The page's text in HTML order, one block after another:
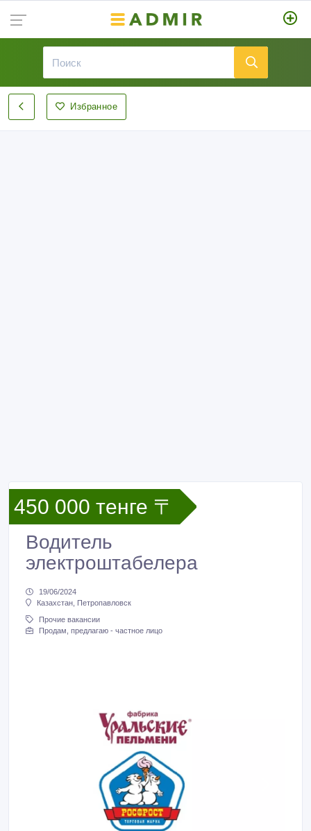
Избранное
450 000 тенге 〒
Водитель
электроштабелера
19/06/2024
Казахстан, Петропавловск
Прочие вакансии
Продам, предлагаю - частное лицо